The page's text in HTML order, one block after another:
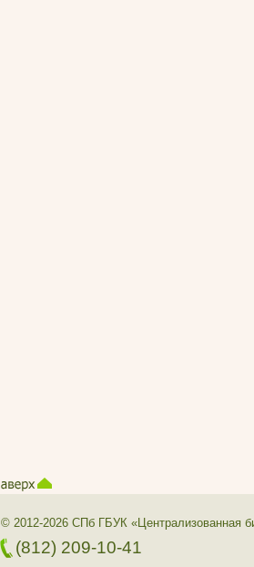
© 2012-2026 СПб ГБУК «Централизованная
(812) 209-10-41